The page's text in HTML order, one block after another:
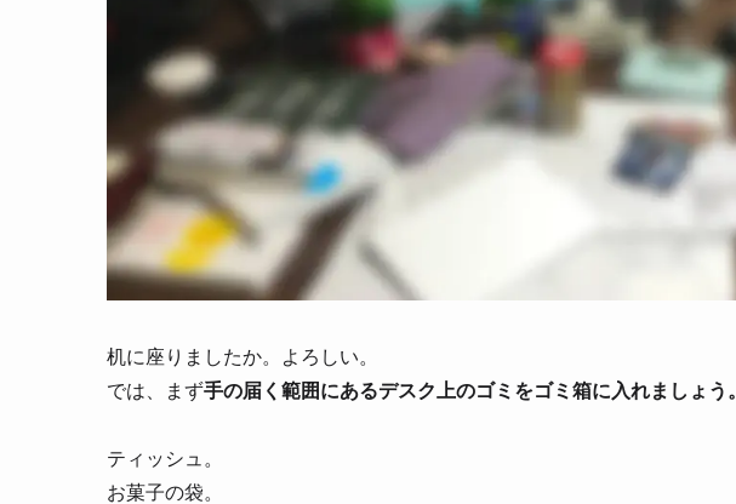
机に座りましたか。よろしい。
では、まず手の届く範囲にあるデスク上のゴミをゴミ箱に入れましょう。
ティッシュ。
お菓子の袋。